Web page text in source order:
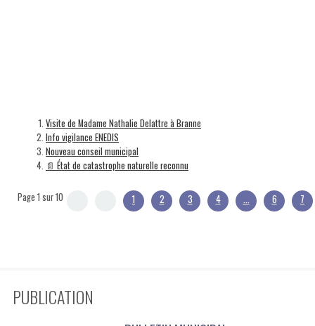
Visite de Madame Nathalie Delattre à Branne
Info vigilance ENEDIS
Nouveau conseil municipal
📄 État de catastrophe naturelle reconnu
Page 1 sur 10 1 2 3 4 ... 6 7
PUBLICATION